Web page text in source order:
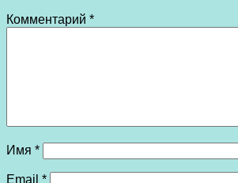
Комментарий *
Имя *
Email *